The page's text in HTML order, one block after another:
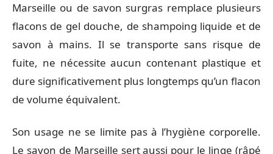
Marseille ou de savon surgras remplace plusieurs
flacons de gel douche, de shampoing liquide et de
savon à mains. Il se transporte sans risque de
fuite, ne nécessite aucun contenant plastique et
dure significativement plus longtemps qu’un flacon
de volume équivalent.
Son usage ne se limite pas à l’hygiène corporelle.
Le savon de Marseille sert aussi pour le linge (râpé